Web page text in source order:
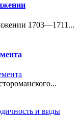
1703—1711...